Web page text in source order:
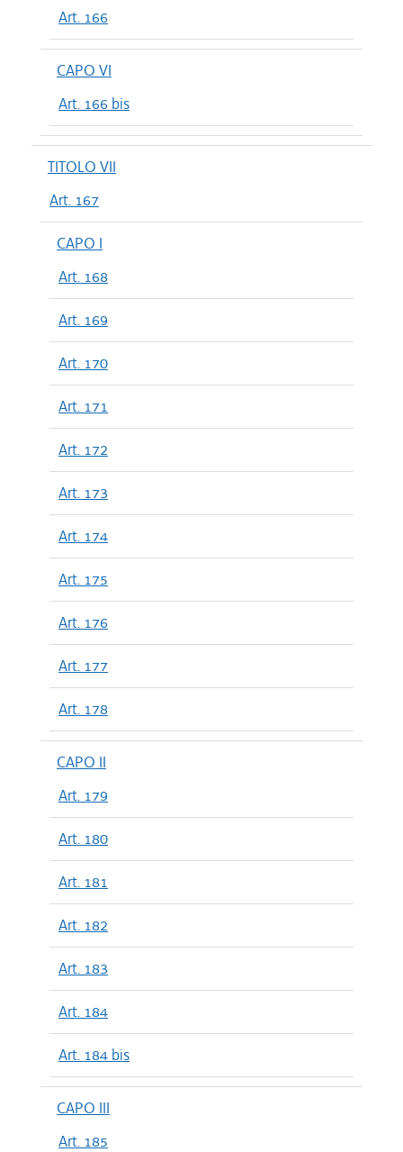
Art. 166
CAPO VI
Art. 166 bis
TITOLO VII
Art. 167
CAPO I
Art. 168
Art. 169
Art. 170
Art. 171
Art. 172
Art. 173
Art. 174
Art. 175
Art. 176
Art. 177
Art. 178
CAPO II
Art. 179
Art. 180
Art. 181
Art. 182
Art. 183
Art. 184
Art. 184 bis
CAPO III
Art. 185